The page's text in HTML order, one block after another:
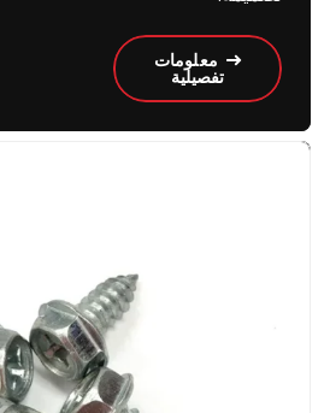
معلومات
تفصيلية